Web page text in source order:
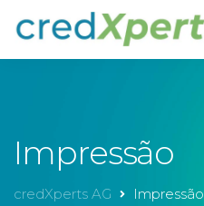
Impressão
credXperts AG Impressão